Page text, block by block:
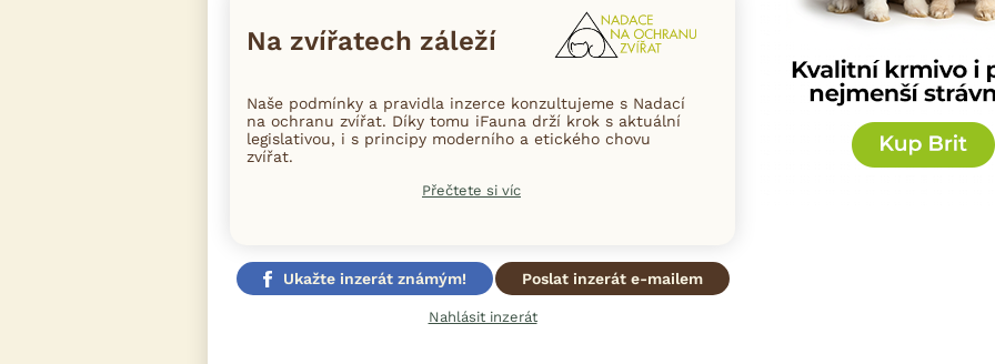
Na zvířatech záleží
Naše podmínky a pravidla inzerce konzultujeme s Nadací
na ochranu zvířat. Díky tomu iFauna drží krok s aktuální
legislativou, i s principy moderního a etického chovu
zvířat.
Přečtete si víc
Ukažte inzerát známým! Poslat inzerát e-mailem
Nahlásit inzerát
👉 Exkluzivní akce, slevy a novinky od našich ověřených partnerů
🎁 A teď navíc dárek: 200 Kč kredit do F-konta. 🎉
Více informací o souhlasu s marketingem třetích stran najdete zde .
PŘIHLÁSIT SE K NEWSLETTERU A VYZVEDNOUT